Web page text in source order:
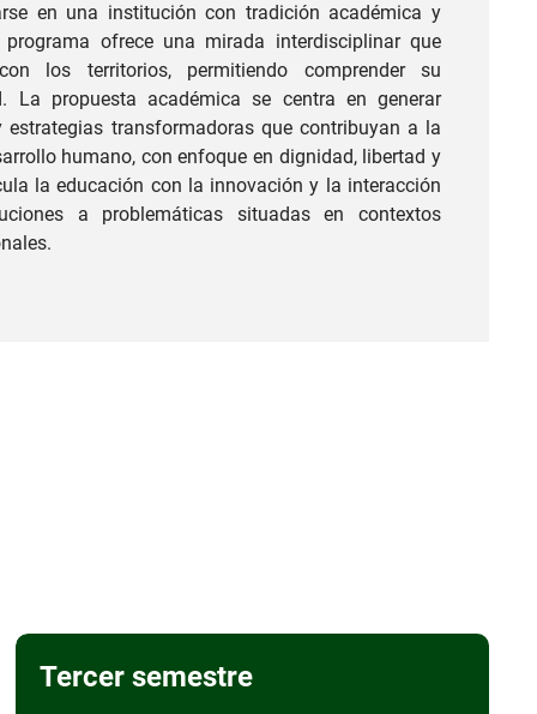
en una institución con tradición académica y
ofrece una mirada interdisciplinar que
los territorios, permitiendo comprender su
La propuesta académica se centra en generar
estrategias transformadoras que contribuyan a la
humano, con enfoque en dignidad, libertad y
la educación con la innovación y la interacción
a problemáticas situadas en contextos
Tercer semestre